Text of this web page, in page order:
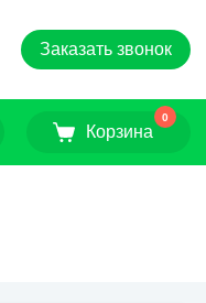
Заказать звонок
Корзина
0